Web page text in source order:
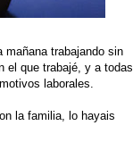
trabajando sin
el que trabajé, y a todas
laborales.
la familia, lo hayais